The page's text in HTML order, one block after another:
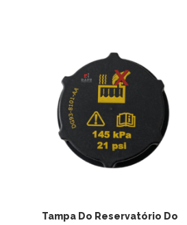
ADICIONAR AO
Tampa Do Reservatório Do